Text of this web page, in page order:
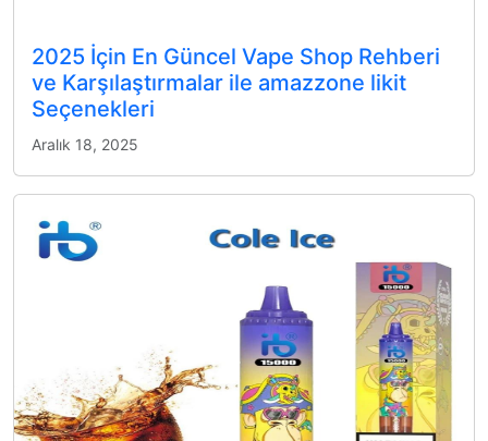
2025 İçin En Güncel Vape Shop Rehberi
ve Karşılaştırmalar ile amazzone likit
Seçenekleri
Aralık 18, 2025